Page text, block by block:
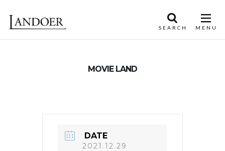
MOVIE LAND
DATE
2021.12.29